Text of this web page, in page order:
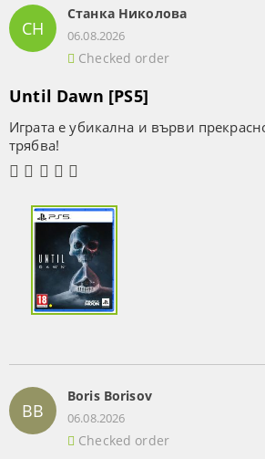
СН
Станка Николова
06.08.2026
Checked order
Until Dawn [PS5]
Играта е убикална и върви
трябва!
BB
Boris Borisov
06.08.2026
Checked order